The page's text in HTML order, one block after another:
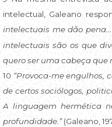
intelectual, Galeano
intelectuais me dão
intelectuais são os que
quero ser uma cabeça que
10 “Provoca-me engulhos,
de certos sociólogos,
A linguagem hermética
profundidade.”(Galeano,